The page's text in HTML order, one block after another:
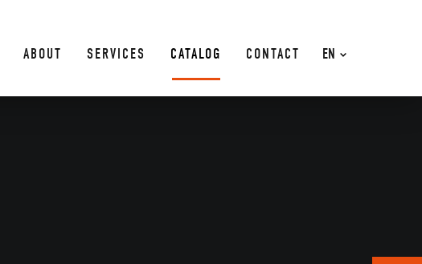
EN
ABOUT SERVICES CATALOG CONTACT